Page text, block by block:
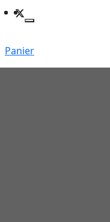
Panier